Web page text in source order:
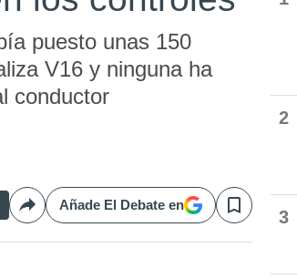
puesto unas 150
V16 y ninguna ha
conductor
CompartirAñade El Debate en Save